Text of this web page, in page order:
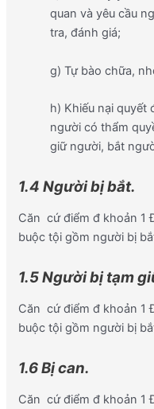
quan và yêu cầu
tra, đánh giá;
g) Tự bào chữa,
h) Khiếu nại quyết
người có thẩm
giữ người, bắt
1.4 Người bị bắt.
Căn cứ điểm đ khoản 1
buộc tội gồm người bị
1.5 Người bị tạm
Căn cứ điểm đ khoản 1
buộc tội gồm người bị
1.6 Bị can.
Căn cứ điểm đ khoản 1